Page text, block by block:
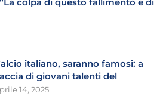
colpa di questo fallimento è di
italiano, saranno famosi: a
di giovani talenti del
14, 2025